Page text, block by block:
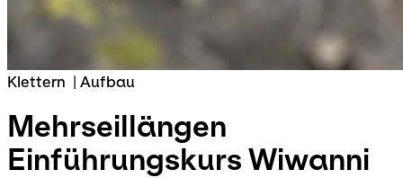
Klettern | Aufbau
Mehrseillängen
Einführungskurs Wiwanni